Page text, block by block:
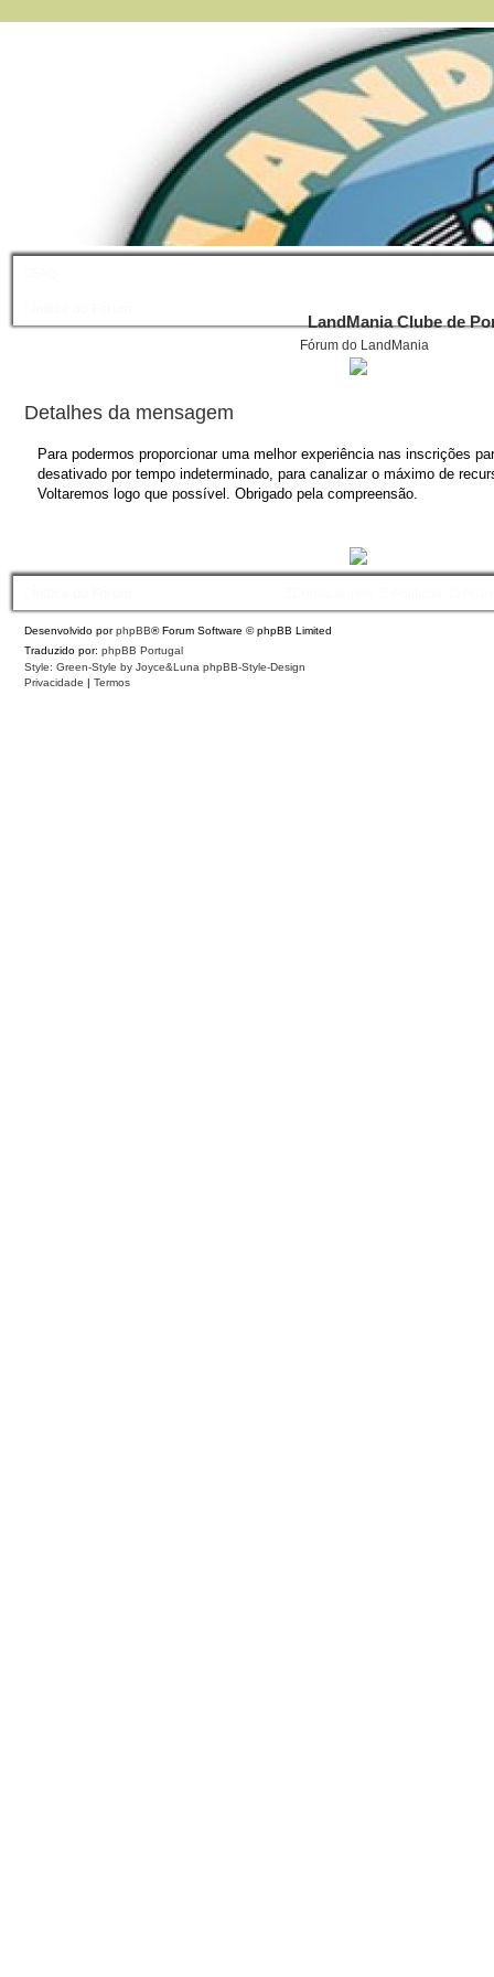
LandMania Clube de
Fórum do LandMania
Detalhes da mensagem
Para podermos proporcionar uma melhor experiência nas inscrições
desativado por tempo indeterminado, para canalizar o máximo de
Voltaremos logo que possível. Obrigado pela compreensão.
Desenvolvido porphpBB® Forum Software © phpBB Limited
Traduzido por: phpBB Portugal
Style: Green-Style by Joyce&Luna phpBB-Style-Design
Privacidade | Termos